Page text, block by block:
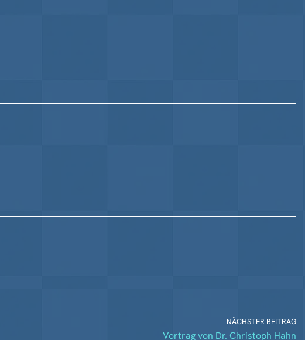
NÄCHSTER BEITRAG
Vortrag von Dr. Christoph Hahn